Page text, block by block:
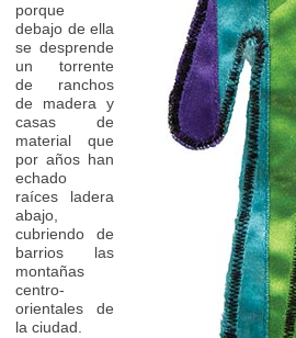
porque
debajo de ella
se desprende
un torrente
de ranchos
de madera y
casas de
material que
por años han
echado
raíces ladera
abajo,
cubriendo de
barrios las
montañas
centro-
orientales de
la ciudad.